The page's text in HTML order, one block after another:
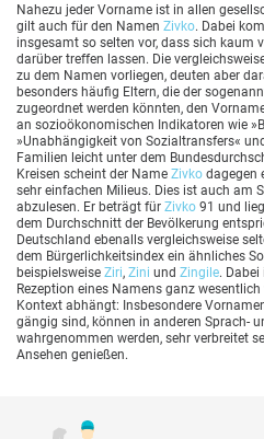
Nahezu jeder Vorname ist in allen
gilt auch für den Namen Zivko. Dabei
insgesamt so selten vor, dass sich kaum
darüber treffen lassen. Die
zu dem Namen vorliegen, deuten aber
besonders häufig Eltern, die der
zugeordnet werden könnten, den
an sozioökonomischen Indikatoren wie
»Unabhängigkeit von Sozialtransfers«
Familien leicht unter dem
Kreisen scheint der Name Zivko dagegen
sehr einfachen Milieus. Dies ist auch am
abzulesen. Er beträgt für Zivko 91 und
dem Durchschnitt der Bevölkerung
Deutschland ebenalls vergleichsweise
dem Bürgerlichkeitsindex ein ähnliches
beispielsweise Ziri, Zini und Zingile.
Rezeption eines Namens ganz
Kontext abhängt: Insbesondere
gängig sind, können in anderen Sprach-
wahrgenommen werden, sehr verbreitet
Ansehen genießen.